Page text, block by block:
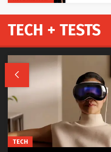
TECH + TESTS

TECH